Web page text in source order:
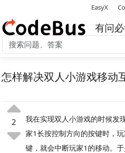
EasyX
有问
怎样解决双人小游戏移动
2
我在实现双人小游戏的时候发
家1长按控制方向的按键时，
键，就会中断玩家1的移动。